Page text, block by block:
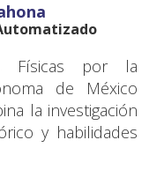
Físicas por la
de México
la investigación
y habilidades